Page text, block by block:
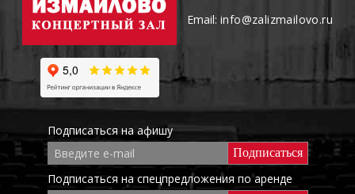
Email: info@zalizmailovo.ru
Подписаться на афишу
E-
mail
Подписаться на спецпредложения по аренде